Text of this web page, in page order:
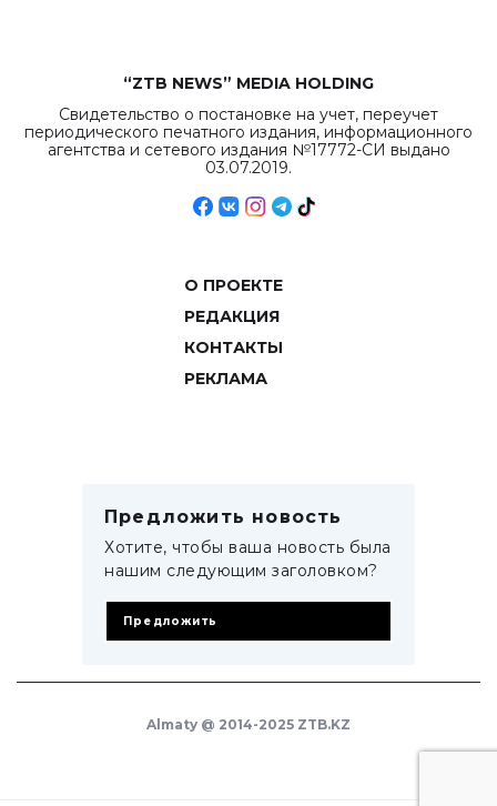
“ZTB NEWS” MEDIA HOLDING
Свидетельство о постановке на учет, переучет
периодического печатного издания, информационного
агентства и сетевого издания №17772-СИ выдано
03.07.2019.
О ПРОЕКТЕ
РЕДАКЦИЯ
КОНТАКТЫ
РЕКЛАМА
Предложить новость
Хотите, чтобы ваша новость была
нашим следующим заголовком?
Предложить
Almaty @ 2014-2025 ZTB.KZ